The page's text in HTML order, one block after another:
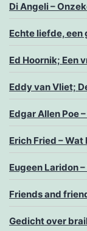
Di Angeli –
Echte liefde,
Ed Hoornik; Een
Eddy van Vliet;
Edgar Allen Poe
Erich Fried – Wat
Eugeen Laridon
Friends and
Gedicht over